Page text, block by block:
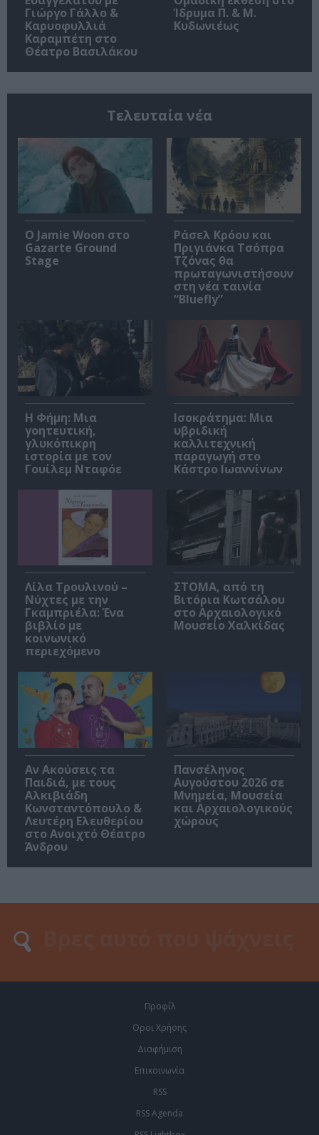
Γιώργο Γάλλο &
Καρυοφυλλιά
Καραμπέτη στο
Θέατρο Βασιλάκου
Ίδρυμα Π. & Μ.
Κυδωνιέως
Τελευταία νέα
Ο Jamie Woon στο
Gazarte Ground
Stage
Ράσελ Κρόου και
Πριγιάνκα Τσόπρα
Τζόνας θα
πρωταγωνιστήσουν
στη νέα ταινία
“Bluefly”
Η Φήμη: Mια
γοητευτική,
γλυκόπικρη
ιστορία με τον
Γουίλεμ Νταφόε
Ισοκράτημα: Μια
υβριδική
καλλιτεχνική
παραγωγή στο
Κάστρο Ιωαννίνων
Λίλα Τρουλινού –
Νύχτες με την
Γκαμπριέλα: Ένα
βιβλίο με
κοινωνικό
περιεχόμενο
ΣΤΟΜΑ, από τη
Βιτόρια Κωτσάλου
στο Αρχαιολογικό
Μουσείο Χαλκίδας
Αν Ακούσεις τα
Παιδιά, με τους
Αλκιβιάδη
Κωνσταντόπουλο &
Λευτέρη Ελευθερίου
στο Ανοιχτό Θέατρο
Άνδρου
Πανσέληνος
Αυγούστου 2026 σε
Μνημεία, Μουσεία
και Αρχαιολογικούς
χώρους
Προφίλ
Οροι Χρήσης
Διαφήμιση
Επικοινωνία
RSS
RSS Agenda